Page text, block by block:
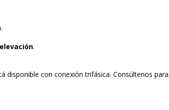
.
disponible con conexión trifásica. Consúltenos para